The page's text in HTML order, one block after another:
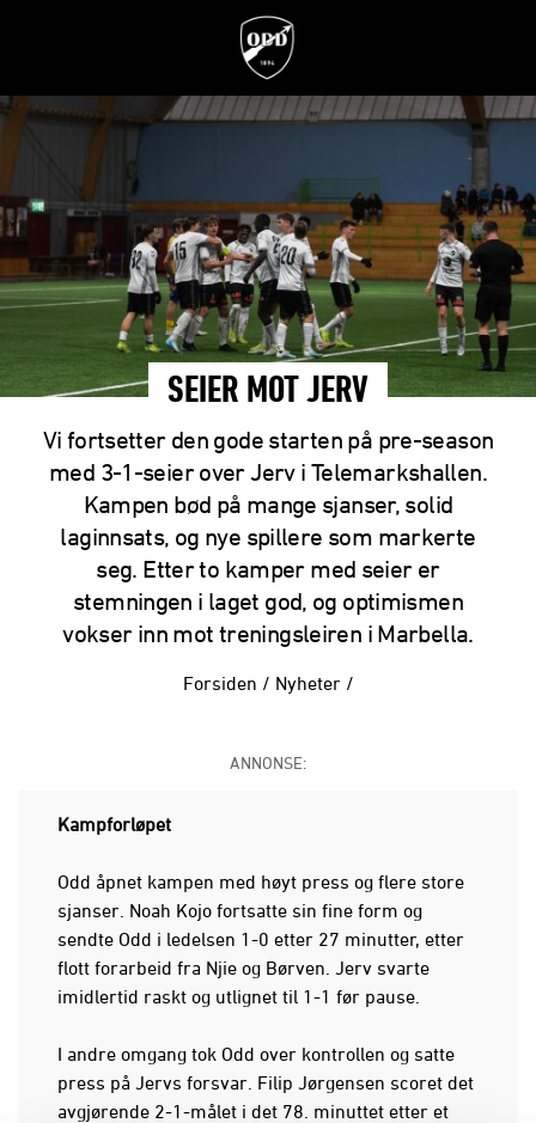
SEIER MOT JERV
Vi fortsetter den gode starten på pre-season
med 3-1-seier over Jerv i Telemarkshallen.
Kampen bød på mange sjanser, solid
laginnsats, og nye spillere som markerte
seg. Etter to kamper med seier er
stemningen i laget god, og optimismen
vokser inn mot treningsleiren i Marbella.
Forsiden / Nyheter /
ANNONSE:
Kampforløpet
Odd åpnet kampen med høyt press og flere store
sjanser. Noah Kojo fortsatte sin fine form og
sendte Odd i ledelsen 1-0 etter 27 minutter, etter
flott forarbeid fra Njie og Børven. Jerv svarte
imidlertid raskt og utlignet til 1-1 før pause.
I andre omgang tok Odd over kontrollen og satte
press på Jervs forsvar. Filip Jørgensen scoret det
avgjørende 2-1-målet i det 78. minuttet etter et